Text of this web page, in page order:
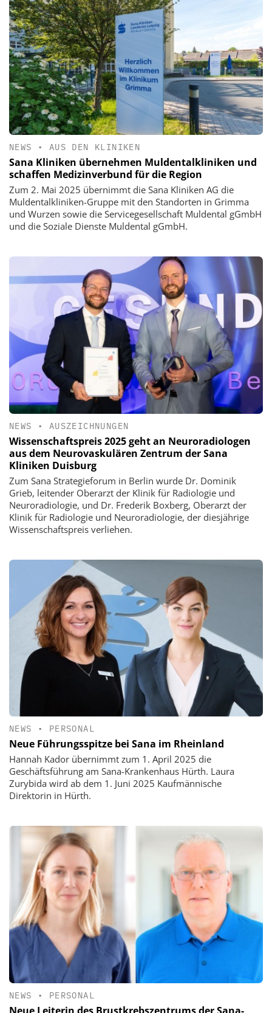
NEWS • AUS DEN KLINIKEN
Sana Kliniken übernehmen Muldentalkliniken und
schaffen Medizinverbund für die Region
Zum 2. Mai 2025 übernimmt die Sana Kliniken AG die
Muldentalkliniken-Gruppe mit den Standorten in Grimma
und Wurzen sowie die Servicegesellschaft Muldental gGmbH
und die Soziale Dienste Muldental gGmbH.
NEWS • AUSZEICHNUNGEN
Wissenschaftspreis 2025 geht an Neuroradiologen
aus dem Neurovaskulären Zentrum der Sana
Kliniken Duisburg
Zum Sana Strategieforum in Berlin wurde Dr. Dominik
Grieb, leitender Oberarzt der Klinik für Radiologie und
Neuroradiologie, und Dr. Frederik Boxberg, Oberarzt der
Klinik für Radiologie und Neuroradiologie, der diesjährige
Wissenschaftspreis verliehen.
NEWS • PERSONAL
Neue Führungsspitze bei Sana im Rheinland
Hannah Kador übernimmt zum 1. April 2025 die
Geschäftsführung am Sana-Krankenhaus Hürth. Laura
Zurybida wird ab dem 1. Juni 2025 Kaufmännische
Direktorin in Hürth.
NEWS • PERSONAL